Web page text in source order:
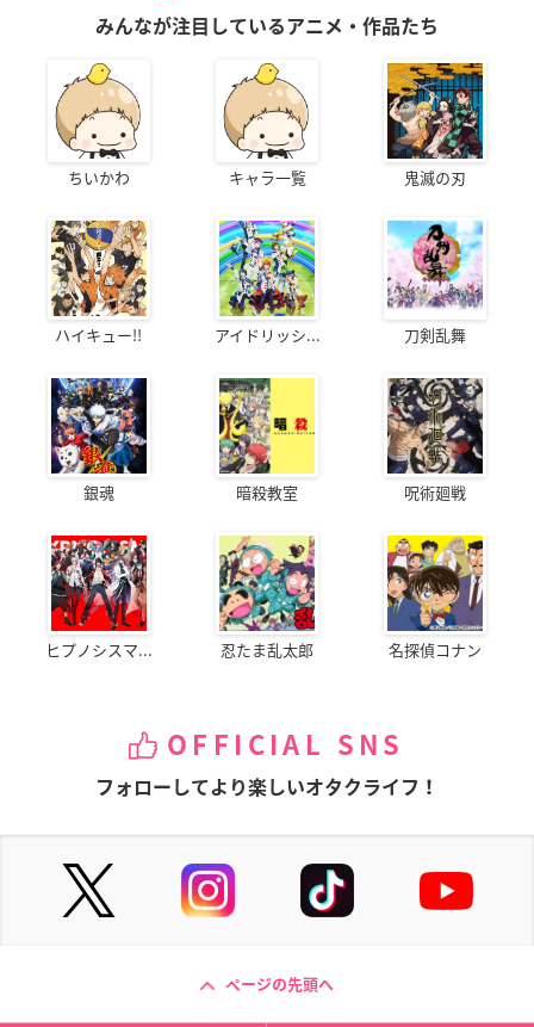
みんなが注目しているアニメ・作品たち
ちいかわ キャラ一覧 鬼滅の刃
ハイキュー!! アイドリッシ... 刀剣乱舞
銀魂 暗殺教室 呪術廻戦
ヒプノシスマ... 忍たま乱太郎 名探偵コナン
OFFICIAL SNS
フォローしてより楽しいオタクライフ！
ページの先頭へ